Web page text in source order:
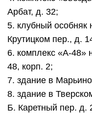
Арбат, д. 32;
5. клубный особняк
Крутицком пер., д.
6. комплекс «А-48»
48, корп. 2;
7. здание в
8. здание в
Б. Каретный пер. д.